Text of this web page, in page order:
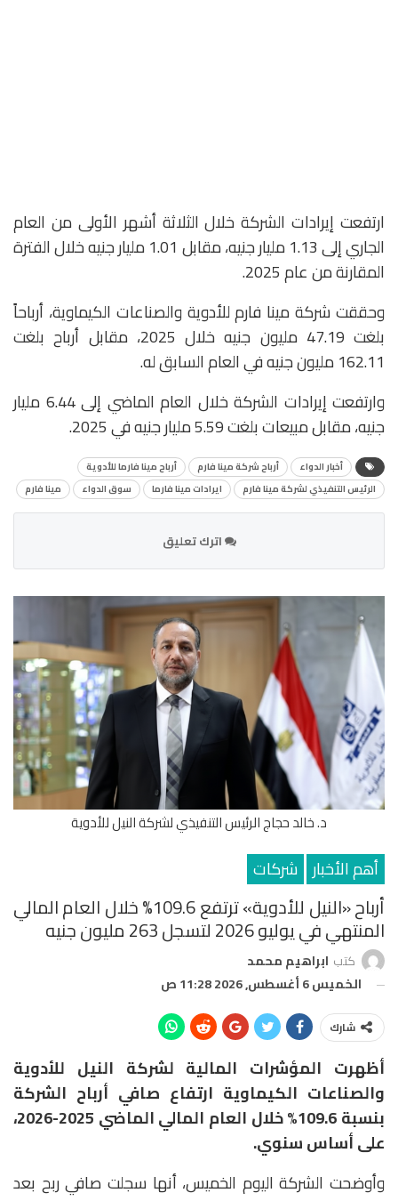
ارتفعت إيرادات الشركة خلال الثلاثة أشهر الأولى من العام
الجاري إلى 1.13 مليار جنيه، مقابل 1.01 مليار جنيه خلال الفترة
المقارنة من عام 2025.
وحققت شركة مينا فارم للأدوية والصناعات الكيماوية، أرباحاً
بلغت 47.19 مليون جنيه خلال 2025، مقابل أرباح بلغت
162.11 مليون جنيه في العام السابق له.
وارتفعت إيرادات الشركة خلال العام الماضي إلى 6.44 مليار
جنيه، مقابل مبيعات بلغت 5.59 مليار جنيه في 2025.
أخبار الدواء أرباح شركة مينا فارم
أرباح مينا فارما للأدوية
الرئيس التنفيذي لشركة مينا فارم
ايرادات مينا فارما سوق الدواء مينا فارم
اترك تعليق
د. خالد حجاج الرئيس التنفيذي لشركة النيل للأدوية
أهم الأخبار شركات
أرباح «النيل للأدوية» ترتفع 109.6% خلال العام المالي
المنتهي في يوليو 2026 لتسجل 263 مليون جنيه
كتب ابراهيم محمد
الخميس 6 أغسطس, 2026 11:28 ص
شارك
أظهرت المؤشرات المالية لشركة النيل للأدوية
والصناعات الكيماوية ارتفاع صافي أرباح الشركة
بنسبة 109.6% خلال العام المالي الماضي 2025-2026،
على أساس سنوي.
وأوضحت الشركة اليوم الخميس، أنها سجلت صافي ربح بعد